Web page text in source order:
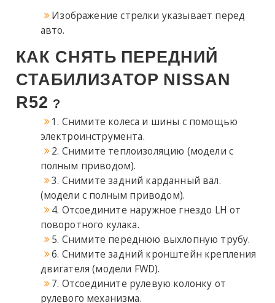
Изображение стрелки указывает перед
авто.
КАК СНЯТЬ ПЕРЕДНИЙ
СТАБИЛИЗАТОР NISSAN
R52 ?
1. Снимите колеса и шины с помощью
электроинструмента.
2. Снимите теплоизоляцию (модели с
полным приводом).
3. Снимите задний карданный вал.
(модели с полным приводом).
4. Отсоедините наружное гнездо LH от
поворотного кулака.
5. Снимите переднюю выхлопную трубу.
6. Снимите задний кронштейн крепления
двигателя (модели FWD).
7. Отсоедините рулевую колонку от
рулевого механизма.